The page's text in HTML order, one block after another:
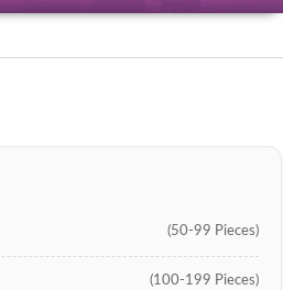
(50-99 Pieces)
(100-199 Pieces)